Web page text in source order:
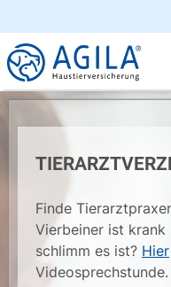
Finde
Vierbeiner ist
schlimm es ist? Hier
Videosprechstunde.
×
AGILA
Gratis - Im Play